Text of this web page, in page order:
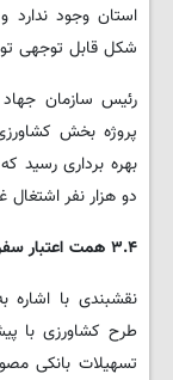
استان وجود
شکل قابل توجهی
پروژه بخش
دو هزار نفر اشتغال
۳.۴ همت اعتبار
تسهیلات بانکی